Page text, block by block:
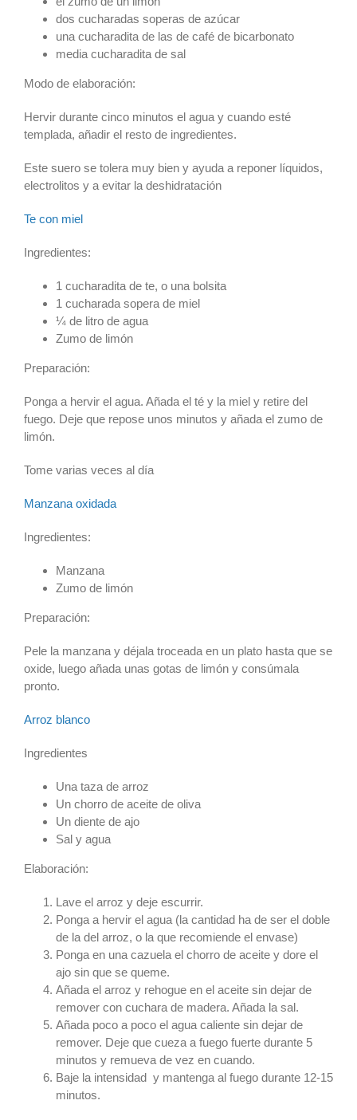
dos cucharadas soperas de azúcar
una cucharadita de las de café de bicarbonato
media cucharadita de sal
Modo de elaboración:
Hervir durante cinco minutos el agua y cuando esté
templada, añadir el resto de ingredientes.
Este suero se tolera muy bien y ayuda a reponer líquidos,
electrolitos y a evitar la deshidratación
Te con miel
Ingredientes:
1 cucharadita de te, o una bolsita
1 cucharada sopera de miel
¼ de litro de agua
Zumo de limón
Preparación:
Ponga a hervir el agua. Añada el té y la miel y retire del
fuego. Deje que repose unos minutos y añada el zumo de
limón.
Tome varias veces al día
Manzana oxidada
Ingredientes:
Manzana
Zumo de limón
Preparación:
Pele la manzana y déjala troceada en un plato hasta que se
oxide, luego añada unas gotas de limón y consúmala
pronto.
Arroz blanco
Ingredientes
Una taza de arroz
Un chorro de aceite de oliva
Un diente de ajo
Sal y agua
Elaboración:
Lave el arroz y deje escurrir.
Ponga a hervir el agua (la cantidad ha de ser el doble
de la del arroz, o la que recomiende el envase)
Ponga en una cazuela el chorro de aceite y dore el
ajo sin que se queme.
Añada el arroz y rehogue en el aceite sin dejar de
remover con cuchara de madera. Añada la sal.
Añada poco a poco el agua caliente sin dejar de
remover. Deje que cueza a fuego fuerte durante 5
minutos y remueva de vez en cuando.
Baje la intensidad y mantenga al fuego durante 12-15
minutos.